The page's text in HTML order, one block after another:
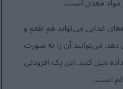
غذایی می‌تواند هم طعم و
می‌توانید آن را به صورت
میل کنید. این یک افزودنی
است.